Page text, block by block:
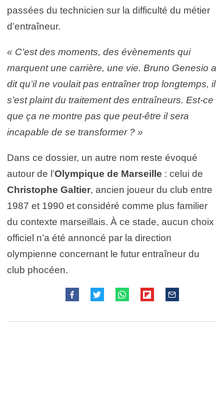
passées du technicien sur la difficulté du métier
d’entraîneur.
« C’est des moments, des évènements qui
marquent une carrière, une vie. Bruno Genesio a
dit qu’il ne voulait pas entraîner trop longtemps, il
s’est plaint du traitement des entraîneurs. Est-ce
que ça ne montre pas que peut-être il sera
incapable de se transformer ? »
Dans ce dossier, un autre nom reste évoqué
autour de l’Olympique de Marseille : celui de
Christophe Galtier, ancien joueur du club entre
1987 et 1990 et considéré comme plus familier
du contexte marseillais. À ce stade, aucun choix
officiel n’a été annoncé par la direction
olympienne concernant le futur entraîneur du
club phocéen.